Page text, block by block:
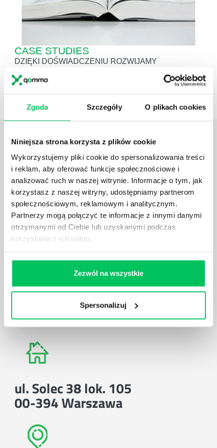
Zgoda Szczegóły O plikach cookies
Niniejsza strona korzysta z plików cookie
Wykorzystujemy pliki cookie do spersonalizowania treści
i reklam, aby oferować funkcje społecznościowe i
analizować ruch w naszej witrynie. Informacje o tym, jak
korzystasz z naszej witryny, udostępniamy partnerom
społecznościowym, reklamowym i analitycznym.
Partnerzy mogą połączyć te informacje z innymi danymi
otrzymanymi od Ciebie lub uzyskanymi podczas
korzystania z ich usług.
Zezwól na wszystkie
Spersonalizuj
CASE STUDIES
DZIĘKI DOŚWIADCZENIU ROZWIJAMY
NASZYCH KLIENTÓW
Daj nam poznać TWOJE
POTRZEBY
Zadzwoń do nas:
tel.:505 273 550
biuro@projektgamma.pl
ul. Solec 38 lok. 105
00-394 Warszawa